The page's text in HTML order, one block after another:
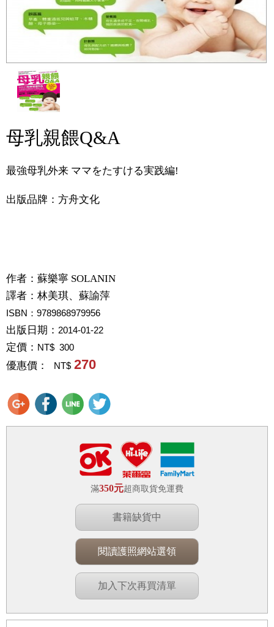
母乳親餵Q&A
最強母乳外来 ママをたすける実践編!
出版品牌：方舟文化
作者： 蘇樂寧 SOLANIN
譯者： 林美琪、蘇諭萍
ISBN：9789868979956
出版日期： 2014-01-22
定價： NT$ 300
優惠價： NT$ 270
滿350元超商取貨免運費
書籍缺貨中
閱讀護照網站選領
加入下次再買清單